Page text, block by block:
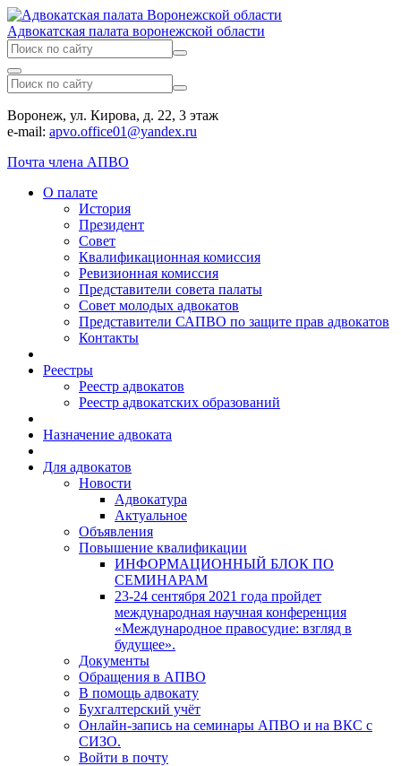
Адвокатская палата воронежской области
Воронеж, ул. Кирова, д. 22, 3 этаж
e-mail: apvo.office01@yandex.ru
Почта члена АПВО
О палате
История
Президент
Совет
Квалификационная комиссия
Ревизионная комиссия
Представители совета палаты
Совет молодых адвокатов
Представители САПВО по защите прав адвокатов
Контакты
Реестры
Реестр адвокатов
Реестр адвокатских образований
Назначение адвоката
Для адвокатов
Новости
Адвокатура
Актуальное
Объявления
Повышение квалификации
ИНФОРМАЦИОННЫЙ БЛОК ПО
СЕМИНАРАМ
23-24 сентября 2021 года пройдет
международная научная конференция
«Международное правосудие: взгляд в
будущее».
Документы
Обращения в АПВО
В помощь адвокату
Бухгалтерский учёт
Онлайн-запись на семинары АПВО и на ВКС с
СИЗО.
Войти в почту